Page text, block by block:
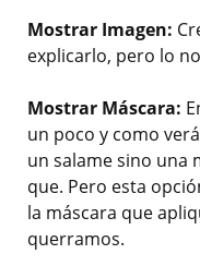
Mostrar Imagen:
explicarlo, pero lo
Mostrar Máscara:
un poco y como
un salame sino una
que. Pero esta
la máscara que
querramos.